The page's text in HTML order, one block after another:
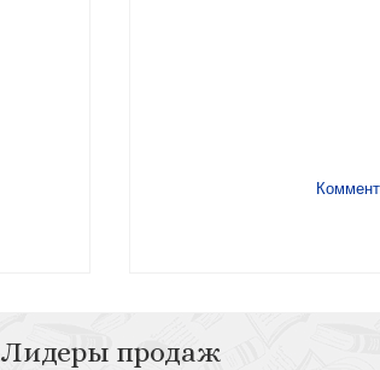
Лидеры продаж